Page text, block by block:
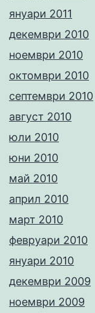
януари 2011
декември 2010
ноември 2010
октомври 2010
септември 2010
август 2010
юли 2010
юни 2010
май 2010
април 2010
март 2010
февруари 2010
януари 2010
декември 2009
ноември 2009